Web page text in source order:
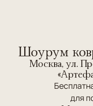
Шоурум
Москва, ул.
для